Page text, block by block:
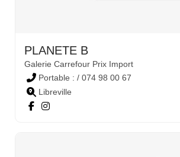
PLANETE B
Galerie Carrefour Prix Import
Portable : / 074 98 00 67
Libreville